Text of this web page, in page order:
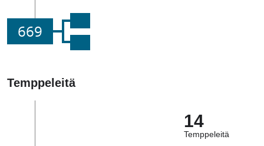
669
Temppeleitä
14
Temppeleitä